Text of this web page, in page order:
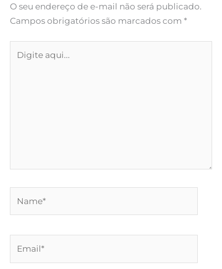
O seu endereço de e-mail não será publicado.
Campos obrigatórios são marcados com *
aqui...